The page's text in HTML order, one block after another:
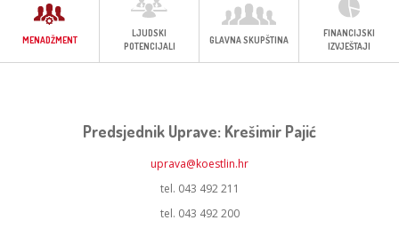
MENADŽMENT
LJUDSKI
POTENCIJALI
GLAVNA SKUPŠTINA
FINANCIJSKI
IZVJEŠTAJI
Predsjednik Uprave: Krešimir Pajić
uprava@koestlin.hr
tel. 043 492 211
tel. 043 492 200